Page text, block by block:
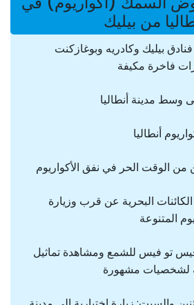
من بيليك
بيليك وكادريه وبوغازكنت
فاخرة مكيفة
وسط مدينة أنطاليا
أنطاليا
من الوقت الحر في نفق الأكواريوم
البحرية عن قرب وزيارة
المتنوعة
تو فيس للشمع ومشاهدة تماثيل
لشخصيات مشهورة